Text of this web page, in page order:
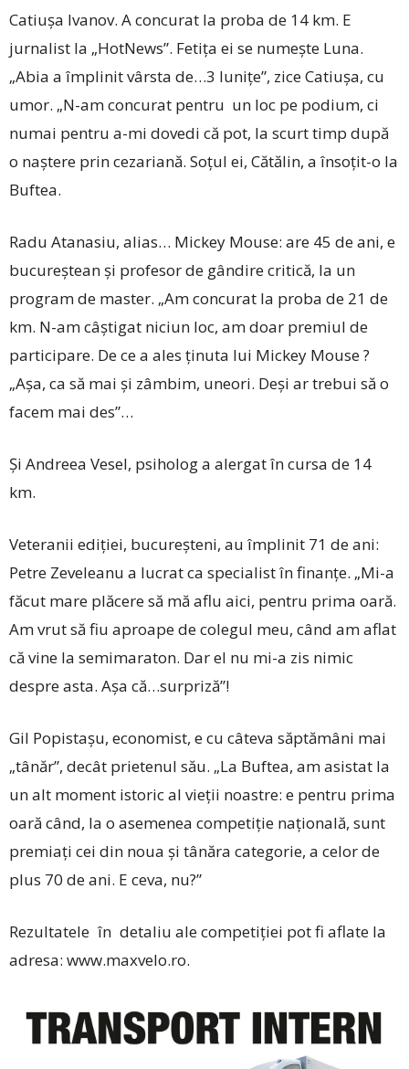
Catiuşa Ivanov. A concurat la proba de 14 km. E
jurnalist la „HotNews”. Fetița ei se nu­meș­te Luna.
„Abia a împlinit vârsta de…3 lunițe”, zice Catiușa, cu
umor. „N-am concurat pentru un loc pe podium, ci
numai pentru a-mi dovedi că pot, la scurt timp după
o naștere prin cezariană. Soțul ei, Cătălin, a însoțit-o la
Buftea.
Radu Atanasiu, alias… Mickey Mouse: are 45 de ani, e
bucureștean și profesor de gândire critică, la un
program de master. „Am concurat la proba de 21 de
km. N-am câştigat niciun loc, am doar premiul de
participare. De ce a ales ținuta lui Mickey Mouse ?
„Așa, ca să mai şi zâmbim, uneori. Deşi ar trebui să o
facem mai des”…
Și Andreea Vesel, psiholog a alergat în cursa de 14
km.
Veteranii ediției, bucu­reș­teni, au împlinit 71 de ani:
Petre Zeveleanu a lucrat ca specialist în finanţe. „Mi-a
făcut mare plăcere să mă aflu aici, pentru prima oară.
Am vrut să fiu aproape de colegul meu, când am aflat
că vine la semimaraton. Dar el nu mi-a zis nimic
despre asta. Aşa că…surpriză”!
Gil Popistaşu, economist, e cu câteva săptămâni mai
„tânăr”, decât prietenul său. „La Buftea, am asistat la
un alt moment istoric al vieţii noastre: e pentru prima
oară când, la o asemenea competiţie naţională, sunt
premiaţi cei din noua şi tânăra categorie, a celor de
plus 70 de ani. E ceva, nu?”
Rezultatele în detaliu ale competiției pot fi aflate la
adresa: www.maxvelo.ro.